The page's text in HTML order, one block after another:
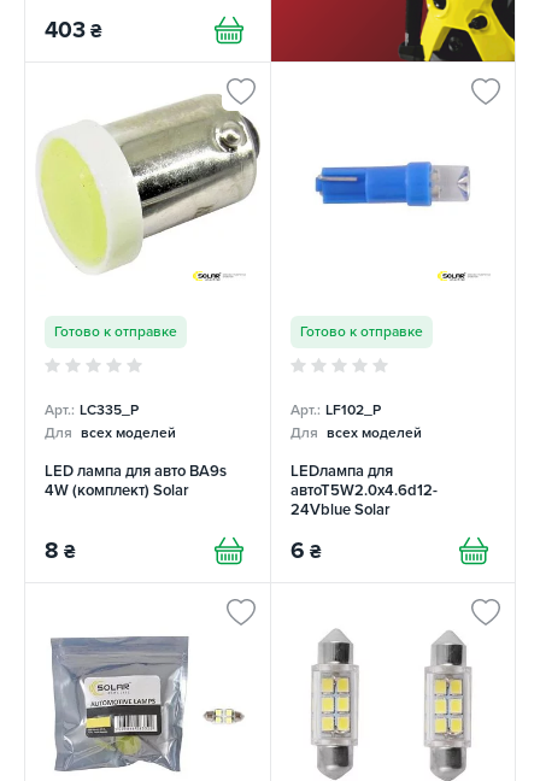
403 ₴
Готово к отправке
Арт.: LC335_P
Для всех моделей
LED лампа для авто BA9s
4W (комплект) Solar
8 ₴
Готово к отправке
Арт.: LF102_P
Для всех моделей
LEDлампа для
автоТ5W2.0x4.6d12-
24Vblue Solar
6 ₴